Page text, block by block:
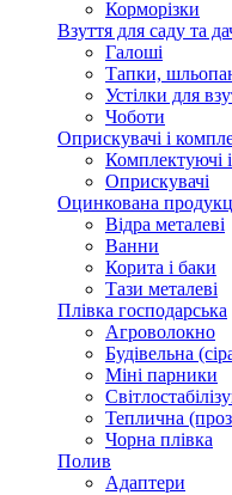
Корморізки
Взуття для саду та
Галоші
Тапки,
Устілки для
Чоботи
Оприскувачі і
Комплектуючі
Оприскувачі
Оцинкована
Відра металеві
Ванни
Корита і баки
Тази металеві
Плівка господарська
Агроволокно
Будівельна
Міні парники
Теплична
Чорна плівка
Полив
Адаптери